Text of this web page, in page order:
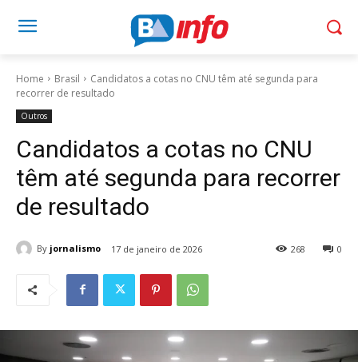
Home Brasil
Candidatos a cotas no CNU têm até segunda para
recorrer de resultado
Outros
Candidatos a cotas no CNU
têm até segunda para recorrer
de resultado
By jornalismo 17 de janeiro de 2026 0
268